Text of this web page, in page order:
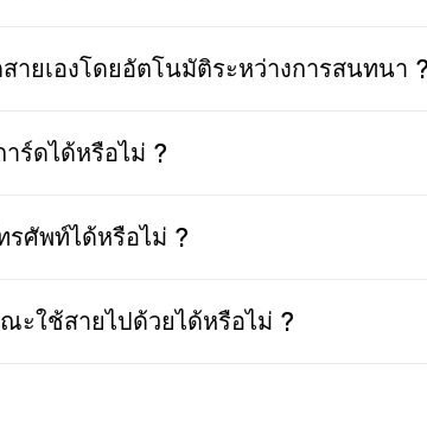
ายเองโดยอัตโนมัติระหว่างการสนทนา ?
ร์ดได้หรือไม่ ?
ศัพท์ได้หรือไม่ ?
ะใช้สายไปด้วยได้หรือไม่ ?